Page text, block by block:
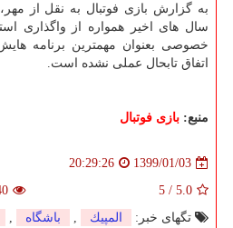
به گزارش بازی فوتبال به نقل از
سال های اخیر همواره از واگذاری
خصوصی بعنوان مهمترین برنامه
اتفاق تابحال عملی نشده است.
منبع: بازی فوتبال
1399/01/03
20:29:26
5.0
/
5
تگهای خبر:
المپیك , باشگاه ,